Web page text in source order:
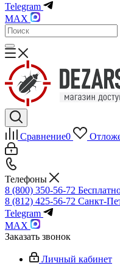
Telegram
MAX
Сравнение0
Телефоны
8 (800) 350-56-72
8 (812) 425-56-72 Санкт-
Telegram
MAX
Заказать звонок
Личный кабинет